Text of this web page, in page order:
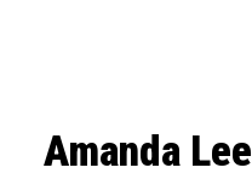
Amanda Lee